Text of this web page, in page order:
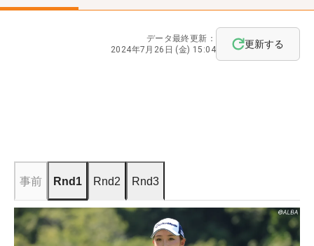
データ最終更新：
2024年7月26日 (金) 15:04
更新する
事前 Rnd1 Rnd2 Rnd3